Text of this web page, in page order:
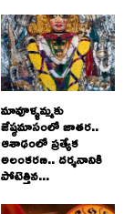
మావూళ్ళమ్మకు
జేష్ఠమాసంలో జాతర..
ఆశాఢంలో ప్రత్యేక
అలంకరణ.. దర్శనానికి
పోటెత్తిన...